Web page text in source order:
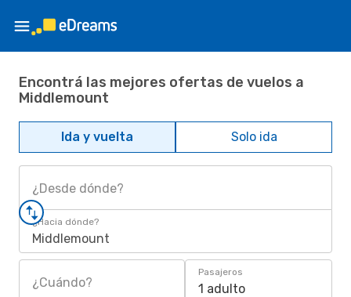
Encontrá las mejores ofertas de vuelos a
Middlemount
Ida y vuelta Solo ida
¿Desde dónde?
¿Hacia dónde?
Middlemount
¿Cuándo?
Pasajeros
1 adulto